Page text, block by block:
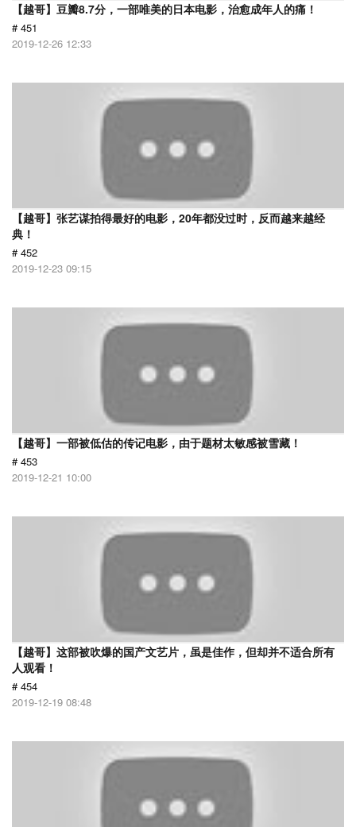
【越哥】豆瓣8.7分，一部唯美的日本电影，治愈成年人的痛！
# 451
2019-12-26 12:33
【越哥】张艺谋拍得最好的电影，20年都没过时，反而越来越经
典！
# 452
2019-12-23 09:15
【越哥】一部被低估的传记电影，由于题材太敏感被雪藏！
# 453
2019-12-21 10:00
【越哥】这部被吹爆的国产文艺片，虽是佳作，但却并不适合所有
人观看！
# 454
2019-12-19 08:48